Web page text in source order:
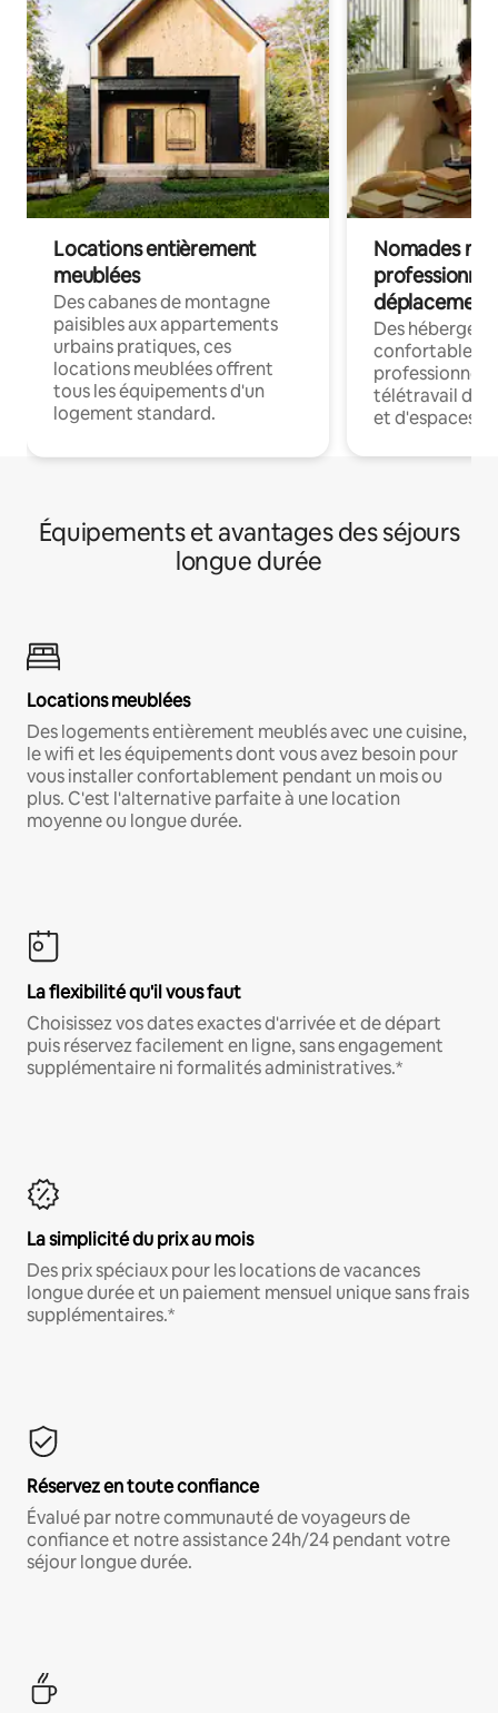
Locations entièrement
meublées
Des cabanes de montagne
paisibles aux appartements
urbains pratiques, ces
locations meublées offrent
tous les équipements d'un
logement standard.
Nomades
déplacement
Des
confortables
professionnels
télétravail
et d'espaces
Équipements et avantages des séjours
longue durée
Locations meublées
Des logements entièrement meublés avec une cuisine,
le wifi et les équipements dont vous avez besoin pour
vous installer confortablement pendant un mois ou
plus. C'est l'alternative parfaite à une location
moyenne ou longue durée.
La flexibilité qu'il vous faut
Choisissez vos dates exactes d'arrivée et de départ
puis réservez facilement en ligne, sans engagement
supplémentaire ni formalités administratives.*
La simplicité du prix au mois
Des prix spéciaux pour les locations de vacances
longue durée et un paiement mensuel unique sans frais
supplémentaires.*
Réservez en toute confiance
Évalué par notre communauté de voyageurs de
confiance et notre assistance 24h/24 pendant votre
séjour longue durée.